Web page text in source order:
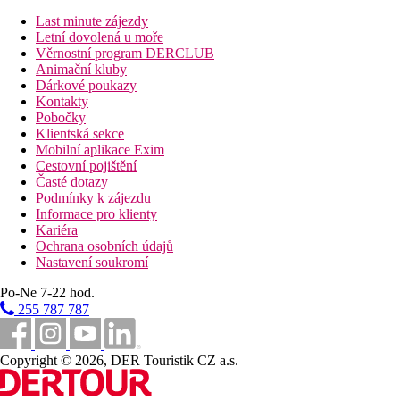
Vzdálenosti
62 km
Vzdálenost od nejbližšího letiště
0 m
Vzdálenost k pláži
42 km
Centrum města
5 km
Nákupy
Lehátka na pláži za poplatek
Slunečníky na pláži za poplatek
Hotel přímo u pláže
Plážová dovolená
Last minute zájezdy
Letní dovolená u moře
Věrnostní program DERCLUB
Animační kluby
Dárkové poukazy
Kontakty
Pobočky
Klientská sekce
Mobilní aplikace Exim
Cestovní pojištění
Časté dotazy
Podmínky k zájezdu
Informace pro klienty
Kariéra
Ochrana osobních údajů
Nastavení soukromí
Po-Ne 7-22 hod.
255 787 787
Copyright © 2026, DER Touristik CZ a.s.